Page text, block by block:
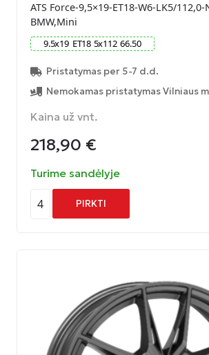
ATS Force-9,5×19-ET18-W6-LK5/112,0-
BMW,Mini
9.5x19 ET18 5x112 66.50
Pristatymas per 5-7 d.d.
Nemokamas pristatymas Vilniaus
Kaina už vnt.
218,90 €
Turime sandėlyje
4 PIRKTI